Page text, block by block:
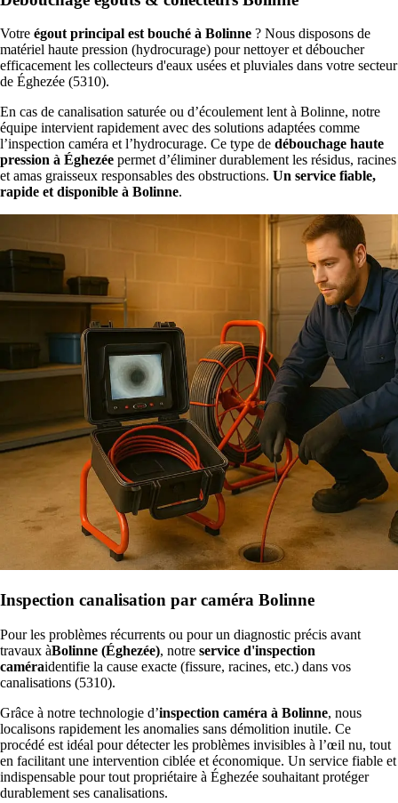
Votre égout principal est bouché à Bolinne ? Nous disposons de
matériel haute pression (hydrocurage) pour nettoyer et déboucher
efficacement les collecteurs d'eaux usées et pluviales dans votre secteur
de Éghezée (5310).
En cas de canalisation saturée ou d’écoulement lent à Bolinne, notre
équipe intervient rapidement avec des solutions adaptées comme
l’inspection caméra et l’hydrocurage. Ce type de débouchage haute
pression à Éghezée permet d’éliminer durablement les résidus, racines
et amas graisseux responsables des obstructions. Un service fiable,
rapide et disponible à Bolinne.
Inspection canalisation par caméra Bolinne
Pour les problèmes récurrents ou pour un diagnostic précis avant
travaux àBolinne (Éghezée), notre service d'inspection
caméraidentifie la cause exacte (fissure, racines, etc.) dans vos
canalisations (5310).
Grâce à notre technologie d’inspection caméra à Bolinne, nous
localisons rapidement les anomalies sans démolition inutile. Ce
procédé est idéal pour détecter les problèmes invisibles à l’œil nu, tout
en facilitant une intervention ciblée et économique. Un service fiable et
indispensable pour tout propriétaire à Éghezée souhaitant protéger
durablement ses canalisations.